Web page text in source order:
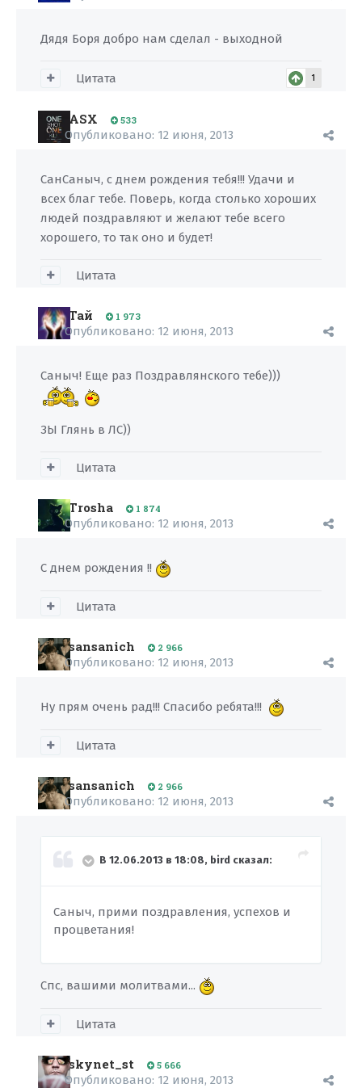
Дядя Боря добро нам сделал - выходной
1
Цитата
ASX 533
Опубликовано: 12 июня, 2013
СанСаныч, с днем рождения тебя!!! Удачи и
всех благ тебе. Поверь, когда столько хороших
людей поздравляют и желают тебе всего
хорошего, то так оно и будет!
Цитата
Тай 1 973
Опубликовано: 12 июня, 2013
Саныч! Еще раз Поздравлянского тебе)))
ЗЫ Глянь в ЛС))
Цитата
Trosha 1 874
Опубликовано: 12 июня, 2013
С днем рождения !!
Цитата
sansanich 2 966
Опубликовано: 12 июня, 2013
Ну прям очень рад!!! Спасибо ребята!!!
Цитата
sansanich 2 966
Опубликовано: 12 июня, 2013
В 12.06.2013 в 18:08, bird сказал:
Саныч, прими поздравления, успехов и
процветания!
Спс, вашими молитвами...
Цитата
skynet_st 5 666
Опубликовано: 12 июня, 2013